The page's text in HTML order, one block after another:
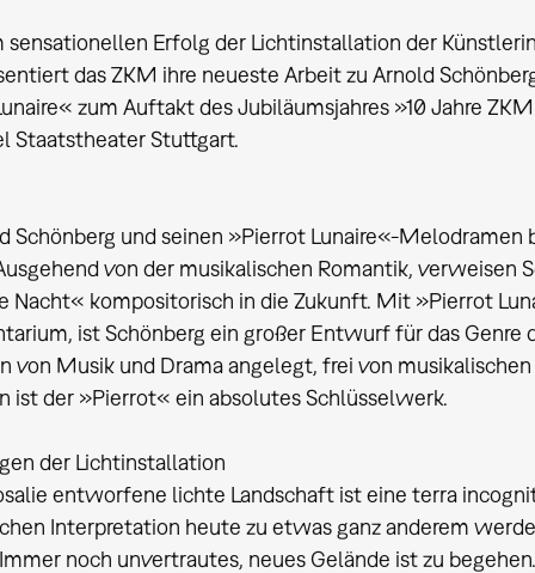
sensationellen Erfolg der Lichtinstallation der
das ZKM ihre neueste Arbeit zu Arnold
zum Auftakt des Jubiläumsjahres »10 Jahre
Staatstheater Stuttgart.
Schönberg und seinen »Pierrot Lunaire«-Melodramen
von der musikalischen Romantik, verweisen
Nacht« kompositorisch in die Zukunft. Mit »Pierrot
ist Schönberg ein großer Entwurf für das
von Musik und Drama angelegt, frei von
ist der »Pierrot« ein absolutes Schlüsselwerk.
der Lichtinstallation
entworfene lichte Landschaft ist eine terra
Interpretation heute zu etwas ganz anderem
noch unvertrautes, neues Gelände ist zu